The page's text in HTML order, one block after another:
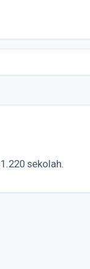
sekolah.